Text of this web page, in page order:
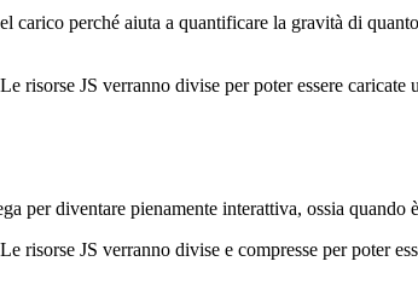
carico perché aiuta a quantificare la gravità di
Le risorse JS verranno divise per poter essere
per diventare pienamente interattiva, ossia
Le risorse JS verranno divise e compresse per poter